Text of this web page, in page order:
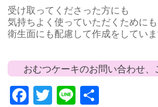
受け取ってくださった方にも
気持ちよく使っていただくためにも
衛生面にも配慮して作成をしてい
おむつケーキのお問い合わせ、
F
T
Li